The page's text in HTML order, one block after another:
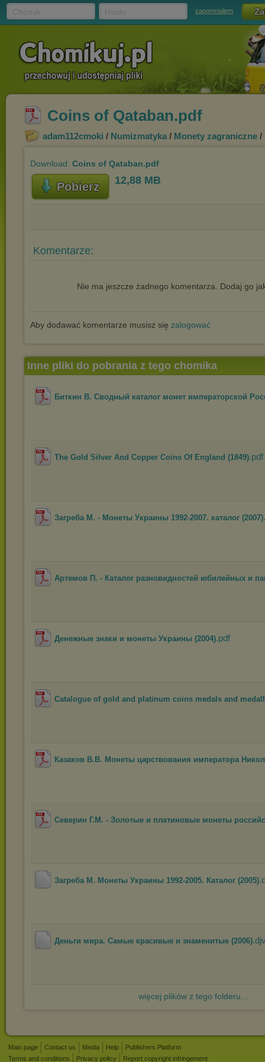
zapomniałem
Coins of Qataban.pdf
adam112cmoki / Numizmatyka / Monety zagraniczne /
Download: Coins of Qataban.pdf
Pobierz 12,88 MB
Komentarze:
Nie ma jeszcze żadnego komentarza. Dodaj go
Aby dodawać komentarze musisz się zalogować
Inne pliki do pobrania z tego chomika
Биткин В. Сводный каталог монет императорской
The Gold Silver And Copper Coins Of England (1849).pdf
Загреба М. - Монеты Украины 1992-2007. каталог (2007)
Артемов П. - Каталог разновидностей юбилейных и
Денежные знаки и монеты Украины (2004).pdf
Catalogue of gold and platinum coins medals and
Казаков В.В. Монеты царствования императора
Северин Г.М. - Золотые и платиновые монеты
Загреба М. Монеты Украины 1992-2005. Каталог (2005)
Деньги мира. Самые красивые и знаменитые (2006)
więcej plików z tego folderu...
Main page Contact us Media Help
Publishers Platform
Terms and conditions
Privacy policy Report copyright infringement